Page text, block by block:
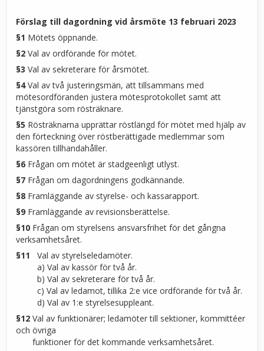
Förslag till dagordning vid årsmöte 13 februari 2023
§1 Mötets öppnande.
§2 Val av ordförande för mötet.
§3 Val av sekreterare för årsmötet.
§4Val av två justeringsmän, att tillsammans med
mötesordföranden justera mötesprotokollet samt att
tjänstgöra som rösträknare.
§5 Rösträknarna upprättar röstlängd för mötet med hjälp av
den förteckning över röstberättigade medlemmar som
kassören tillhandahåller.
§6 Frågan om mötet är stadgeenligt utlyst.
§7 Frågan om dagordningens godkännande.
§8 Framläggande av styrelse- och kassarapport.
§9 Framläggande av revisionsberättelse.
§10 Frågan om styrelsens ansvarsfrihet för det gångna
verksamhetsåret.
§11 Val av styrelseledamöter.
a) Val av kassör för två år.
b) Val av sekreterare för två år.
c) Val av ledamot, tillika 2:e vice ordförande för två år.
d) Val av 1:e styrelsesuppleant.
§12 Val av funktionärer; ledamöter till sektioner, kommittéer
och övriga
funktioner för det kommande verksamhetsåret.